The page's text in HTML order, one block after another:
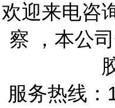
欢迎来电咨
察 ，本公
服务热线：